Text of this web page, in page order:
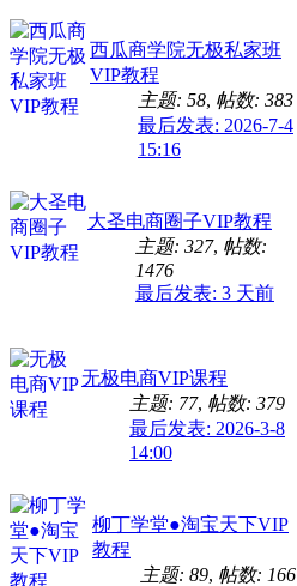
西瓜商学院无极私家班
VIP教程
主题: 58, 帖数: 383
最后发表: 2026-7-4
15:16
大圣电商圈子VIP教程
主题: 327, 帖数:
1476
最后发表: 3 天前
无极电商VIP课程
主题: 77, 帖数: 379
最后发表: 2026-3-8
14:00
柳丁学堂●淘宝天下VIP
教程
主题: 89, 帖数: 166